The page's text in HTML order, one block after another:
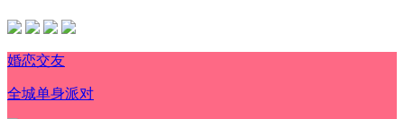
婚恋交友
全城单身派对